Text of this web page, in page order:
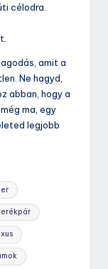
célodra.
amit a
Ne hagyd,
abban, hogy a
ma, egy
legjobb